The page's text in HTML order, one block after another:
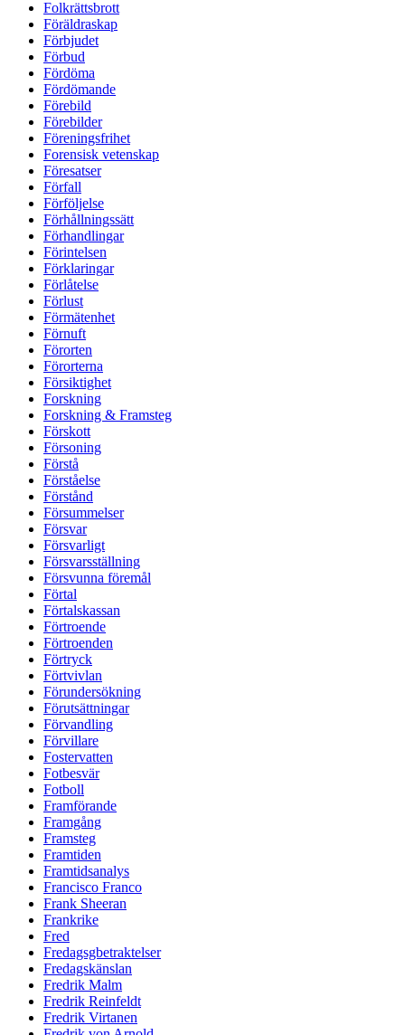
Folkrättsbrott
Föräldraskap
Förbjudet
Förbud
Fördöma
Fördömande
Förebild
Förebilder
Föreningsfrihet
Forensisk vetenskap
Föresatser
Förfall
Förföljelse
Förhållningssätt
Förhandlingar
Förintelsen
Förklaringar
Förlåtelse
Förlust
Förmätenhet
Förnuft
Förorten
Förorterna
Försiktighet
Forskning
Forskning & Framsteg
Förskott
Försoning
Förstå
Förståelse
Förstånd
Försummelser
Försvar
Försvarligt
Försvarsställning
Försvunna föremål
Förtal
Förtalskassan
Förtroende
Förtroenden
Förtryck
Förtvivlan
Förundersökning
Förutsättningar
Förvandling
Förvillare
Fostervatten
Fotbesvär
Fotboll
Framförande
Framgång
Framsteg
Framtiden
Framtidsanalys
Francisco Franco
Frank Sheeran
Frankrike
Fred
Fredagsgbetraktelser
Fredagskänslan
Fredrik Malm
Fredrik Reinfeldt
Fredrik Virtanen